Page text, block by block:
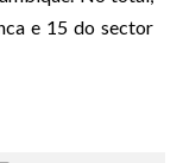
e 15 do sector